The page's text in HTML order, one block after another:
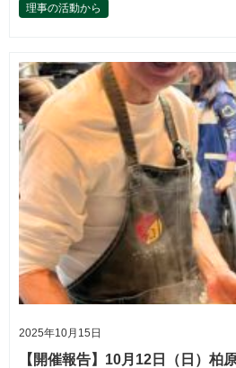
理事の活動から
2025年10月15日
【開催報告】10月12日（日）柏